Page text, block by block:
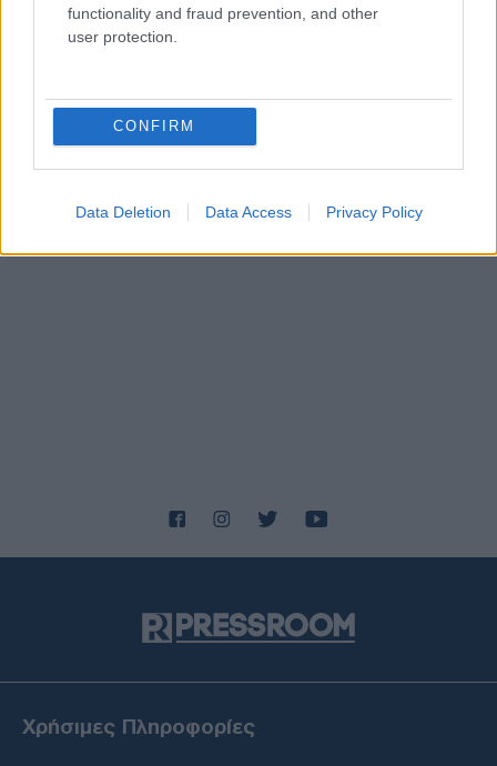
functionality and fraud prevention, and other
user protection.
CONFIRM
Data Deletion Data Access Privacy Policy
Χρήσιμες Πληροφορίες